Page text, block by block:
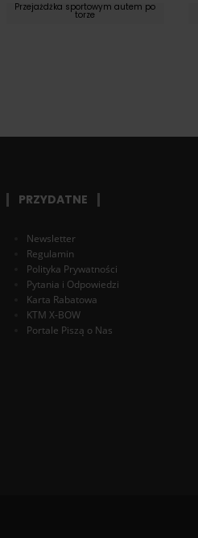
Przejażdżka sportowym autem po
torze
PRZYDATNE
Newsletter
Regulamin
Polityka Prywatności
Pytania i Odpowiedzi
Karta Rabatowa
KTM X-BOW
Portale Piszą o Nas